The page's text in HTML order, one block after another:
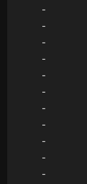
-
-
-
-
-
-
-
-
-
-
-